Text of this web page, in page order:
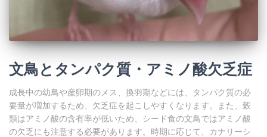
文鳥とタンパク質・アミノ酸欠乏症
成長中の幼鳥や産卵期のメス、換羽期などには、タンパク質の必
要量が増加するため、欠乏症を起こしやすくなります。また、穀
類はアミノ酸の含有率が低いため、シード食の文鳥ではアミノ酸
の欠乏にも注意する必要があります。時期に応じて、カナリーシ